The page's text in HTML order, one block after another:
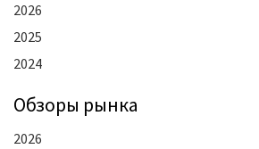
2026
2025
2024
Oбзоры рынка
2026